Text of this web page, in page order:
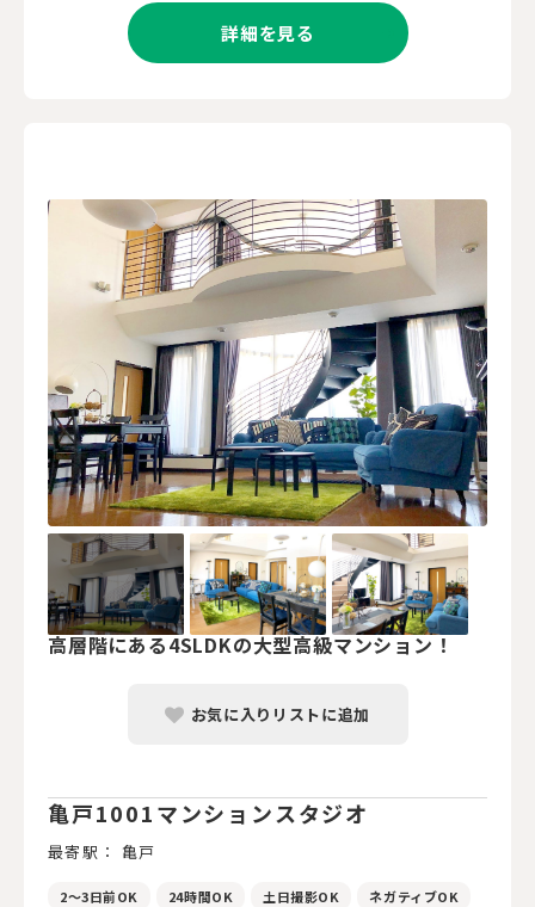
詳細を見る
高層階にある4SLDKの大型高級マンション！
お気に入りリストに追加
亀戸1001マンションスタジオ
最寄駅： 亀戸
2～3日前OK 24時間OK 土日撮影OK
ネガティブOK